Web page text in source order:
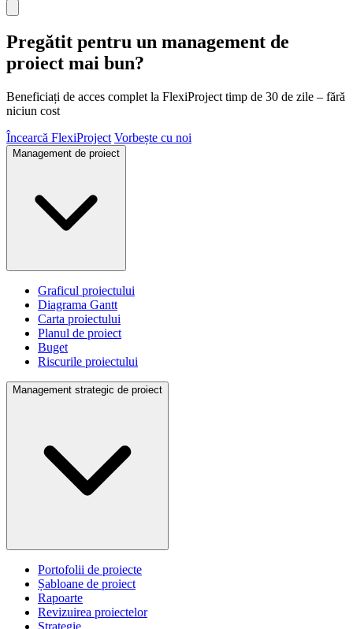
Pregătit pentru un management de
proiect mai bun?
Beneficiați de acces complet la FlexiProject timp de 30 de zile – fără
niciun cost
Încearcă FlexiProject Vorbește cu noi
Management de proiect
Graficul proiectului
Diagrama Gantt
Carta proiectului
Planul de proiect
Buget
Riscurile proiectului
Management strategic de proiect
Portofolii de proiecte
Șabloane de proiect
Rapoarte
Revizuirea proiectelor